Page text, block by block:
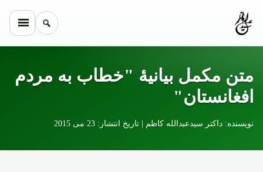
متن مکمل بیانیۀ "خطاب به مردم
افغانستان"
نویسنده: داکتر سیدعبدالله کاظم | تاریخ انتشار: 23 می 2015